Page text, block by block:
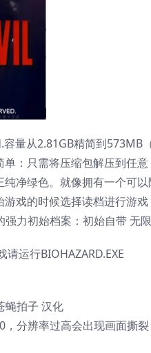
量从2.81GB精简到573MB
：只需将压缩包解压到任
净绿色。就像拥有一个可以
戏的时候选择读档进行游
力初始档案：初始自带 无
运行BIOHAZARD.EXE
蝇拍子 汉化
分辨率过高会出现画面撕